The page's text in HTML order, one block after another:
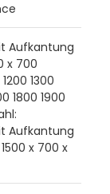
Aufkantung
x 700
1300
1800 1900
Aufkantung
x 700 x